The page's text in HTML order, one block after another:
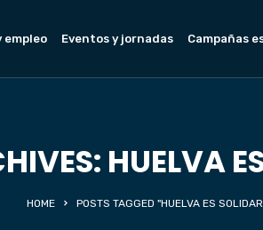
empleo Eventos y jornadas Campañas
HUELVA
HOME POSTS TAGGED "HUELVA ES